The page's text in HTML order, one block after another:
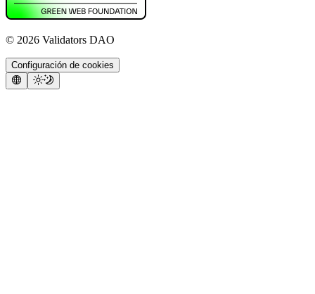
© 2026 Validators DAO
Configuración de cookies